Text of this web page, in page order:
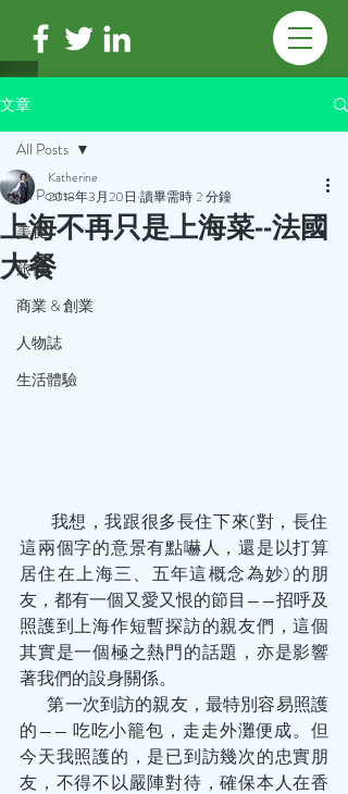
文章
All Posts
美食
旅行
商業 & 創業
人物誌
生活體驗
All Posts
上海不再只是上海菜--法國
大餐
Katherine
2018年3月20日 讀畢需時 2 分鐘
這兩個字的意景有點嚇人，還是以打算
居住在上海三、五年這概念為妙)的朋
友，都有一個又愛又恨的節目——招呼及
照護到上海作短暫探訪的親友們，這個
其實是一個極之熱門的話題，亦是影響
著我們的設身關係。
        第一次到訪的親友，最特別容易照護
的—— 吃吃小籠包，走走外灘便成。但
今天我照護的，是已到訪幾次的忠實朋
友，不得不以嚴陣對待，確保本人在香